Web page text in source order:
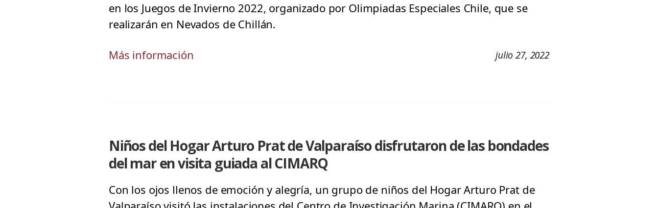
en los Juegos de Invierno 2022, organizado por Olimpiadas Especiales Chile, que se
realizarán en Nevados de Chillán.
Más información julio 27, 2022
Niños del Hogar Arturo Prat de Valparaíso disfrutaron de las bondades
del mar en visita guiada al CIMARQ
Con los ojos llenos de emoción y alegría, un grupo de niños del Hogar Arturo Prat de